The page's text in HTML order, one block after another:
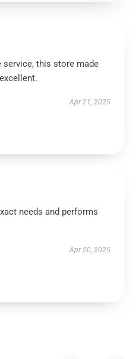
service, this store made
Apr 21, 2025
needs and performs
Apr 20, 2025